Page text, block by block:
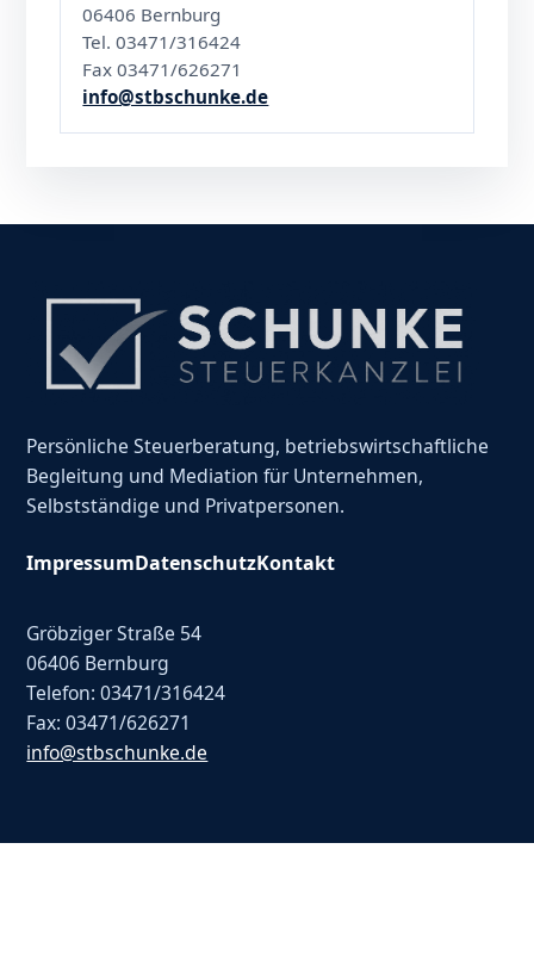
06406 Bernburg
Tel. 03471/316424
Fax 03471/626271
info@stbschunke.de
Persönliche Steuerberatung, betriebswirtschaftliche
Begleitung und Mediation für Unternehmen,
Selbstständige und Privatpersonen.
ImpressumDatenschutzKontakt
Gröbziger Straße 54
06406 Bernburg
Telefon: 03471/316424
Fax: 03471/626271
info@stbschunke.de